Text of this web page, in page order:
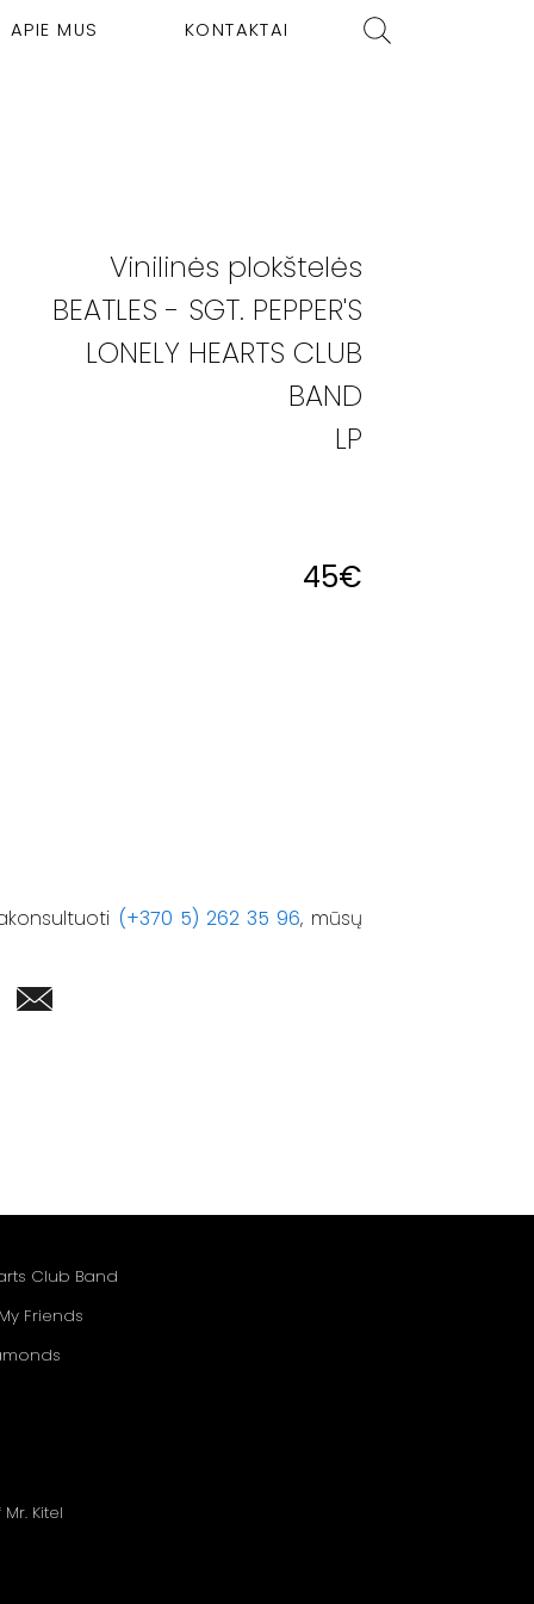
APIE MUS KONTAKTAI
Vinilinės plokštelės
BEATLES - SGT. PEPPER'S
LONELY HEARTS CLUB
BAND
LP
45€
(+370 5) 262 35 96, mūsų
Club Band
Friends
Kitel